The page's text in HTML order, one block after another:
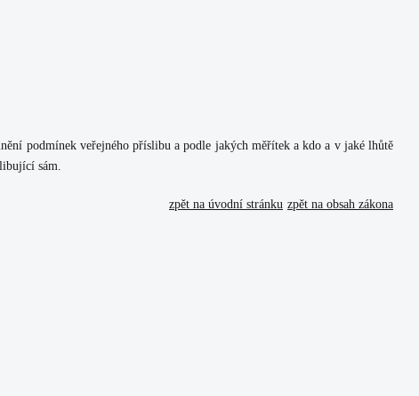
podmínek veřejného příslibu a podle jakých měřítek a kdo a v jaké lhůtě
sám.
zpět na obsah zákona
zpět na úvodní stránku